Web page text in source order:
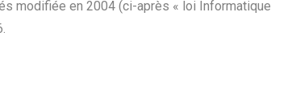
modifiée en 2004 (ci-après « loi Informatique
.